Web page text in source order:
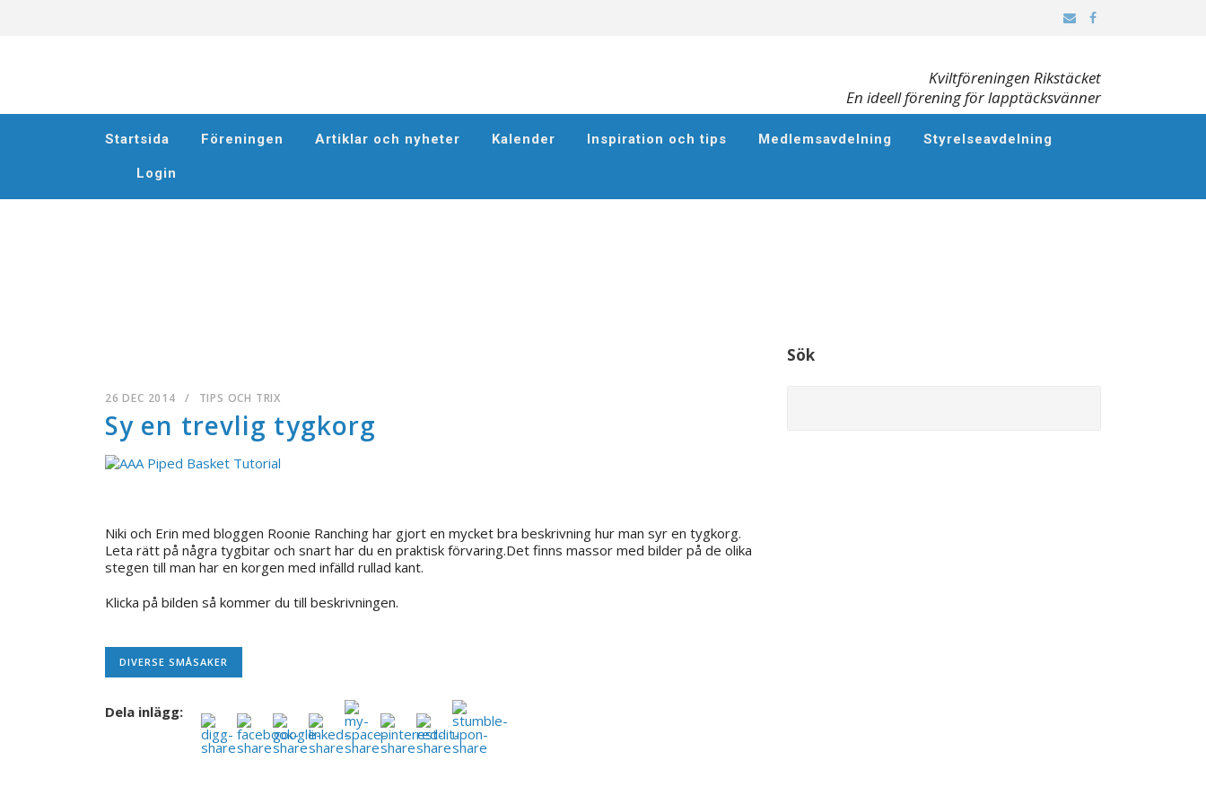
Kviltföreningen Rikstäcket
En ideell förening för lapptäcksvänner
Startsida Föreningen Artiklar och nyheter Kalender Inspiration och tips Medlemsavdelning Styrelseavdelning
Login
26 DEC 2014 / TIPS OCH TRIX
Sy en trevlig tygkorg
Niki och Erin med bloggen Roonie Ranching har gjort en mycket bra beskrivning hur man syr en tygkorg.
Leta rätt på några tygbitar och snart har du en praktisk förvaring.Det finns massor med bilder på de olika
stegen till man har en korgen med infälld rullad kant.
Klicka på bilden så kommer du till beskrivningen.
DIVERSE SMÅSAKER
Dela inlägg:
Sök